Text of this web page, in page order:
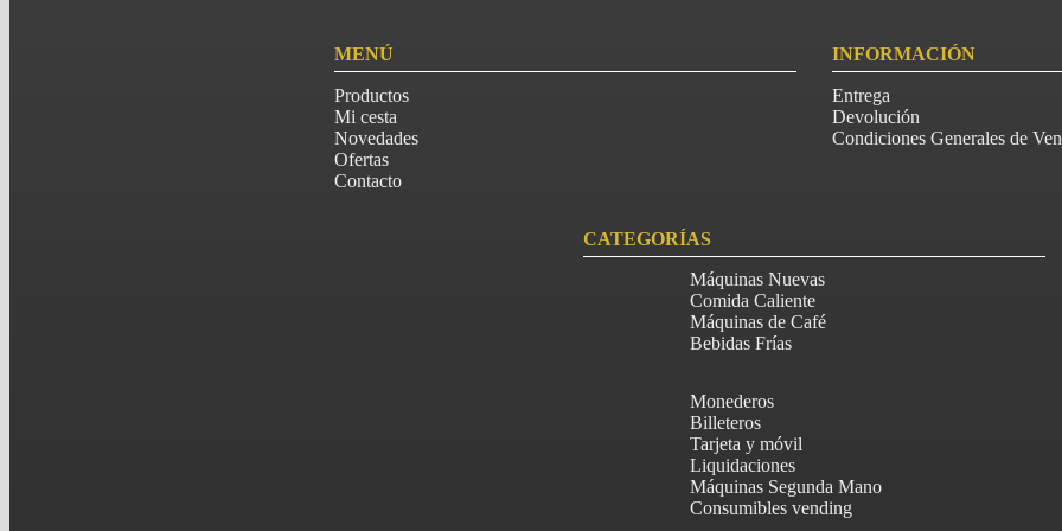
MENÚ
Productos
Mi cesta
Novedades
Ofertas
Contacto
INFORMACIÓN
Entrega
Devolución
Condiciones Generales de
CATEGORÍAS
Máquinas Nuevas
Comida Caliente
Máquinas de Café
Bebidas Frías
Monederos
Billeteros
Tarjeta y móvil
Liquidaciones
Máquinas Segunda Mano
Consumibles vending